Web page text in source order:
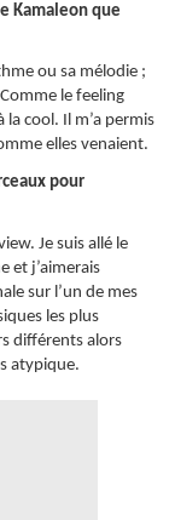
Kamaleon que
ou sa mélodie ;
le feeling
la cool. Il m’a permis
elles venaient.
pour
Je suis allé le
et j’aimerais
sur l’un de mes
les plus
différents alors
atypique.